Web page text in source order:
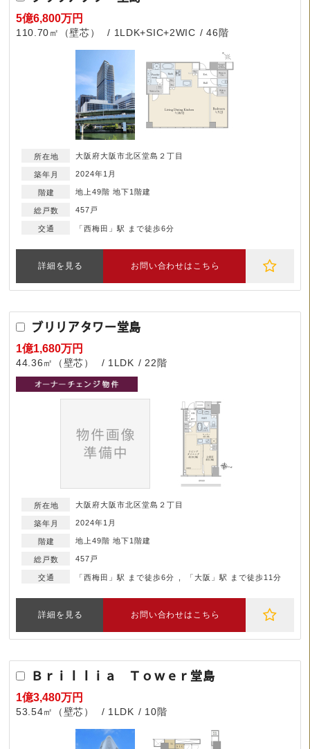
5億6,800万円
110.70㎡（壁芯） 1LDK+SIC+2WIC 46階
大阪府大阪市北区堂島２丁目
2024年1月
地上49階 地下1階建
457戸
「西梅田」駅 まで徒歩6分
詳細を見る お問い合わせはこちら
ブリリアタワー堂島
1億1,680万円
44.36㎡（壁芯） 1LDK 22階
大阪府大阪市北区堂島２丁目
2024年1月
地上49階 地下1階建
457戸
「西梅田」駅 まで徒歩6分 「大阪」駅 まで徒歩11分
詳細を見る お問い合わせはこちら
Ｂｒｉｌｌｉａ Ｔｏｗｅｒ堂島
1億3,480万円
53.54㎡（壁芯） 1LDK 10階